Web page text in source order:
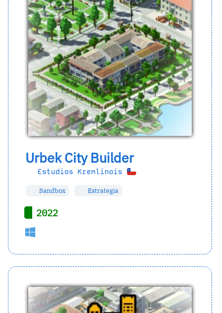
Urbek City Builder
Estudios Kremlinois
Sandbox Estrategia
2022